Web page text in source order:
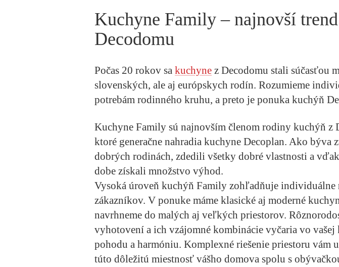
Kuchyne Family – najnovší
Decodomu
Počas 20 rokov sa kuchyne z Decodomu stali súčasťou
slovenských, ale aj európskych rodín. Rozumieme
potrebám rodinného kruhu, a preto je ponuka kuchýň
Kuchyne Family sú najnovším členom rodiny kuchýň z
ktoré generačne nahradia kuchyne Decoplan. Ako býva
dobrých rodinách, zdedili všetky dobré vlastnosti a
dobe získali množstvo výhod.
Vysoká úroveň kuchýň Family zohľadňuje individuálne
zákazníkov. V ponuke máme klasické aj moderné
navrhneme do malých aj veľkých priestorov.
vyhotovení a ich vzájomné kombinácie vyčaria vo
pohodu a harmóniu. Komplexné riešenie priestoru vám
túto dôležitú miestnosť vášho domova spolu s